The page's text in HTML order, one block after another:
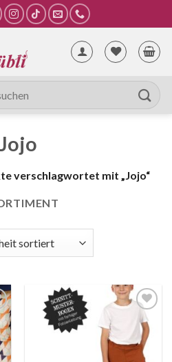
Jojo
verschlagwortet mit „Jojo“
Auf die
Wunschliste